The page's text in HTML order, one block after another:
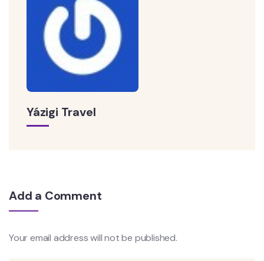
Yázigi Travel
Add a Comment
Your email address will not be published.